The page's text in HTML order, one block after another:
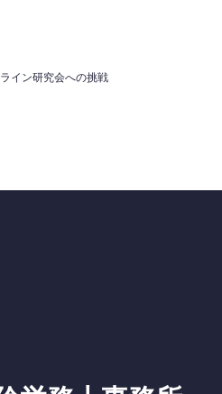
イン研究会への挑戦